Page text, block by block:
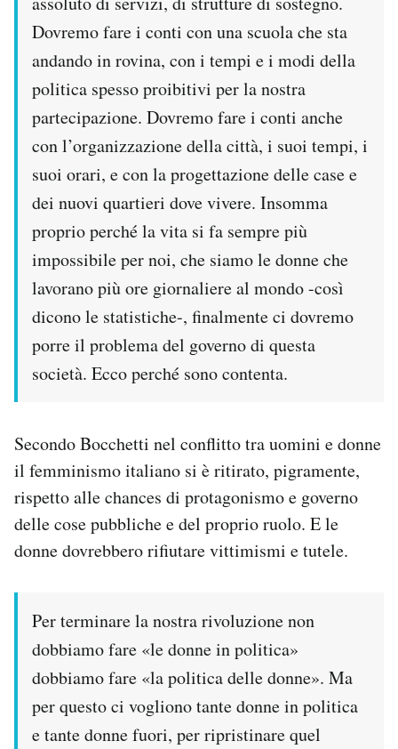
Dovremo fare i conti con una scuola che sta
andando in rovina, con i tempi e i modi della
politica spesso proibitivi per la nostra
partecipazione. Dovremo fare i conti anche
con l’organizzazione della città, i suoi tempi, i
suoi orari, e con la progettazione delle case e
dei nuovi quartieri dove vivere. Insomma
proprio perché la vita si fa sempre più
impossibile per noi, che siamo le donne che
lavorano più ore giornaliere al mondo -così
dicono le statistiche-, finalmente ci dovremo
porre il problema del governo di questa
società. Ecco perché sono contenta.
Secondo Bocchetti nel conflitto tra uomini e donne
il femminismo italiano si è ritirato, pigramente,
rispetto alle chances di protagonismo e governo
delle cose pubbliche e del proprio ruolo. E le
donne dovrebbero rifiutare vittimismi e tutele.
Per terminare la nostra rivoluzione non
dobbiamo fare «le donne in politica»
dobbiamo fare «la politica delle donne». Ma
per questo ci vogliono tante donne in politica
e tante donne fuori, per ripristinare quel